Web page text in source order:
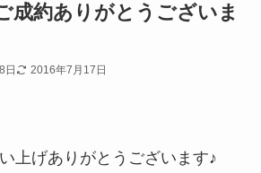
成約ありがとうございま
日 2016年7月17日
上げありがとうございます♪